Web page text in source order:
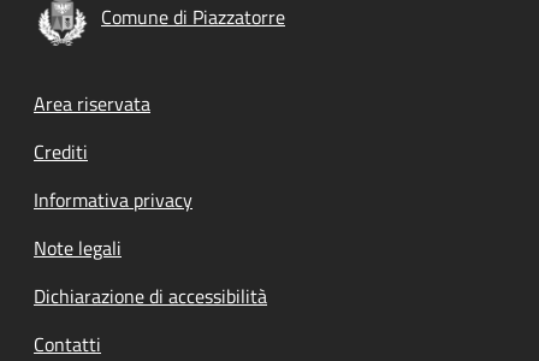
Comune di Piazzatorre
Footer menu
Area riservata
Crediti
Informativa privacy
Note legali
Dichiarazione di accessibilità
Contatti